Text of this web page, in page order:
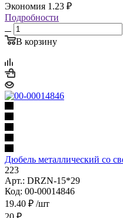
Экономия 1.23 ₽
Подробности
В корзину
Дюбель металлический со
223
Арт.: DRZN-15*29
Код: 00-00014846
19.40 ₽ /шт